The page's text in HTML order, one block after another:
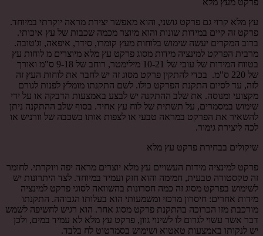
עץ מלא קרוי גם פרקט גושני, והוא מאפשר יצירת מראה יוקרתי במיוחד.
פרקט זה קיים במידות שונות והוא מיוצר מכמה שכבות של עץ איכותי.
ברוב המקרים יעשה שימוש בלוחות מעץ קומרו, סידר, איפאה, וג'טובה.
מרבית הפרקט למינציה מידות מסוג פרקט עץ מלא מיוצרים מ לוחות עץ
בטווח המידות של עובי של 10-21 מילימטר, רוחב של 9-18 ס"מ ואורך
של 220 ס"מ. בכדי להתקין פרקט מסוג זה יש לחבר את לוחות העץ זה
לזה, עד לסיום התקנת הפרקט כולו. לשם התקנתו מומלץ לפנות לגורם
מקצועי ומנוסה. את שלב ההתקנה יש לבצע באמצעות הדבקה או על ידי
שימוש במסמרים, על תשתית של לוח עץ אחיד. בסוף שלב ההתקנה ניתן
להשאיר את הפרקט במראה טבעי או לצפות אותו בשכבה של וורניש או
לכה ליצירת גימור.
שיקולים בבחירת פרקט עץ מלא
פרקט למינציה מידות העשויים עץ מלא יוצרים מראה יפה ויוקרתי. לחומר
זה טקסטורה טבעית, חמימה והוא חזק ועמיד במיוחד. לצד היתרונות יש
לשימוש בפרקט מסוג זה כמה חסרונות בהשוואה לסוגי פרקט למינציה
מידות אחרים: חיסרון מרכזי ומשמעותי הוא בעלותו הגבוהה. התקנתו
מורכבת מזו הכרוכה בהתקנת פרקט מסוג אחר. הוא רגיש לחשיפה לשמש
דבר אשר עשוי לגרום לו לשינוי גוון, פרקט עץ מלא לא עמיד במים, ולכן
יש לנקותו באמצעות טאטוא ושימוש בסמרטוט לח בלבד.